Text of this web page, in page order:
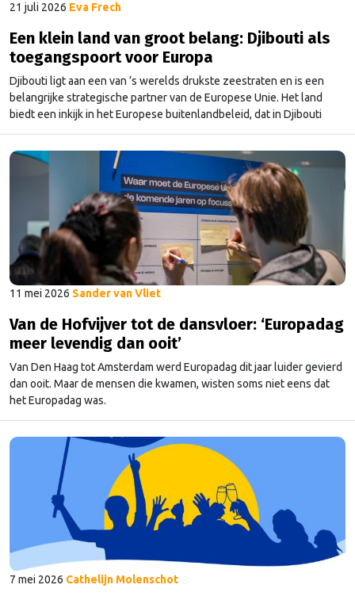
21 juli 2026 Eva Frech
Een klein land van groot belang: Djibouti als
toegangspoort voor Europa
Djibouti ligt aan een van ’s werelds drukste zeestraten en is een
belangrijke strategische partner van de Europese Unie. Het land
biedt een inkijk in het Europese buitenlandbeleid, dat in Djibouti
veelzijdig wordt ingezet.
11 mei 2026 Sander van Vliet
Van de Hofvijver tot de dansvloer: ‘Europadag
meer levendig dan ooit’
Van Den Haag tot Amsterdam werd Europadag dit jaar luider gevierd
dan ooit. Maar de mensen die kwamen, wisten soms niet eens dat
het Europadag was.
7 mei 2026 Cathelijn Molenschot